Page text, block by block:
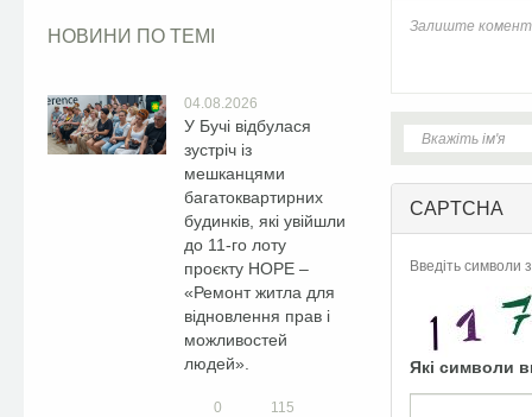
НОВИНИ ПО ТЕМІ
04.08.2026
У Бучі відбулася
зустріч із
мешканцями
багатоквартирних
будинків, які увійшли
до 11-го лоту
проєкту HOPE –
«Ремонт житла для
відновлення прав і
можливостей
людей».
0 115
CAPTCHA
Введіть символи
Які символи